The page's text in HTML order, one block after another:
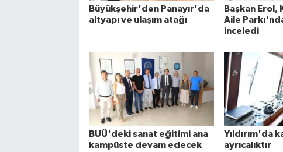
Büyükşehir'den Panayır'da
altyapı ve ulaşım atağı
Başkan
Aile
inceledi
BUÜ'deki sanat eğitimi ana
kampüste devam edecek
Yıldırım'da
ayrıcalıktır